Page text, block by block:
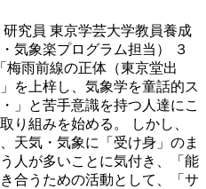
究員 東京学芸大学教員養成
気象楽プログラム担当） ３
梅雨前線の正体（東京堂出
を上梓し、気象学を童話的ス
」と苦手意識を持つ人達にこ
り組みを始める。 しかし、
天気・気象に「受け身」のま
人が多いことに気付き、「能
合うための活動として、「サ